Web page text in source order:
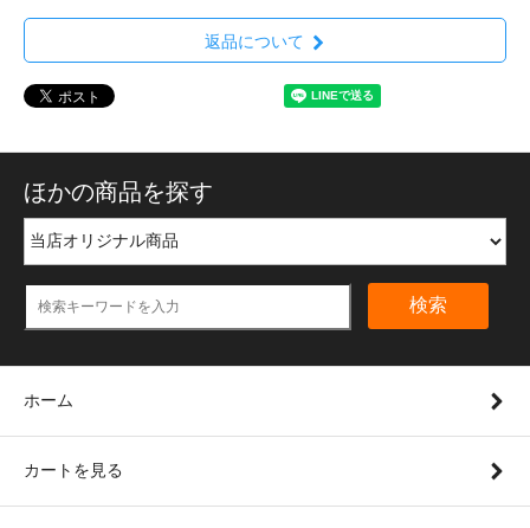
返品について
ほかの商品を探す
検索
ホーム
カートを見る